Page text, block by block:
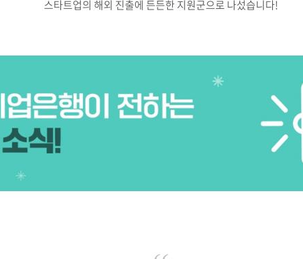
스타트업의 해외 진출에 든든한 지원군으로 나섰습니다!